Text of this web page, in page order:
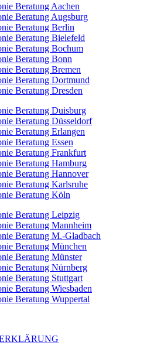
Beratung Aachen
Beratung Augsburg
Beratung Berlin
Beratung Bielefeld
Beratung Bochum
Beratung Bonn
Beratung Bremen
Beratung Dortmund
Beratung Dresden
Beratung Duisburg
Beratung Düsseldorf
Beratung Erlangen
Beratung Essen
Beratung Frankfurt
Beratung Hamburg
Beratung Hannover
Beratung Karlsruhe
Beratung Köln
Beratung Leipzig
Beratung Mannheim
Beratung M.-Gladbach
Beratung München
Beratung Münster
Beratung Nürnberg
Beratung Stuttgart
Beratung Wiesbaden
Beratung Wuppertal